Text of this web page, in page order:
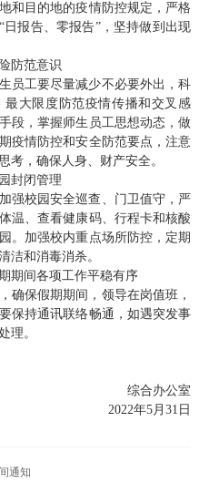
和目的地的疫情防控规定，严格
报告、零报告”，坚持做到出现
防范意识
员工要尽量减少不必要外出，科
大限度防范疫情传播和交叉感
段，掌握师生员工思想动态，做
疫情防控和安全防范要点，注意
考，确保人身、财产安全。
封闭管理
强校园安全巡查、门卫值守，严
温、查看健康码、行程卡和核酸
。加强校内重点场所防控，定期
洁和消毒消杀。
期间各项工作平稳有序
确保假期期间，领导在岗值班，
保持通讯联络畅通，如遇突发事
理。
综合办公室
2022年5月31日
通知